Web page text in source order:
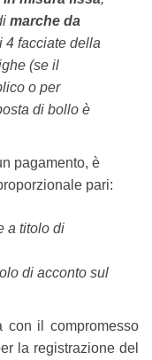
marche da
4 facciate della
(se il
o per
di bollo è
pagamento, è
pari:
a titolo di
di acconto sul
con il compromesso
la registrazione del